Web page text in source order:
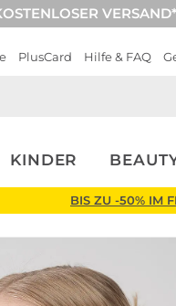
PlusCard Hilfe & FAQ
KINDER
BIS ZU -50% IM